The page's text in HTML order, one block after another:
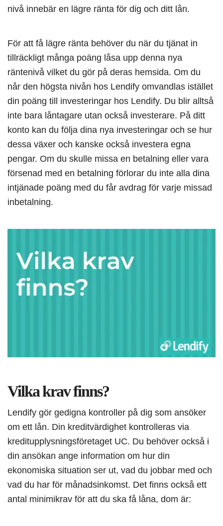
nivå innebär en lägre ränta för dig och ditt lån.
För att få lägre ränta behöver du när du tjänat in
tillräckligt många poäng låsa upp denna nya
räntenivå vilket du gör på deras hemsida. Om du
når den högsta nivån hos Lendify omvandlas istället
din poäng till investeringar hos Lendify. Du blir alltså
inte bara låntagare utan också investerare. På ditt
konto kan du följa dina nya investeringar och se hur
dessa växer och kanske också investera egna
pengar. Om du skulle missa en betalning eller vara
försenad med en betalning förlorar du inte alla dina
intjänade poäng med du får avdrag för varje missad
inbetalning.
Vilka krav finns?
Lendify gör gedigna kontroller på dig som ansöker
om ett lån. Din kreditvärdighet kontrolleras via
kreditupplysningsföretaget UC. Du behöver också i
din ansökan ange information om hur din
ekonomiska situation ser ut, vad du jobbar med och
vad du har för månadsinkomst. Det finns också ett
antal minimikrav för att du ska få låna, dom är: